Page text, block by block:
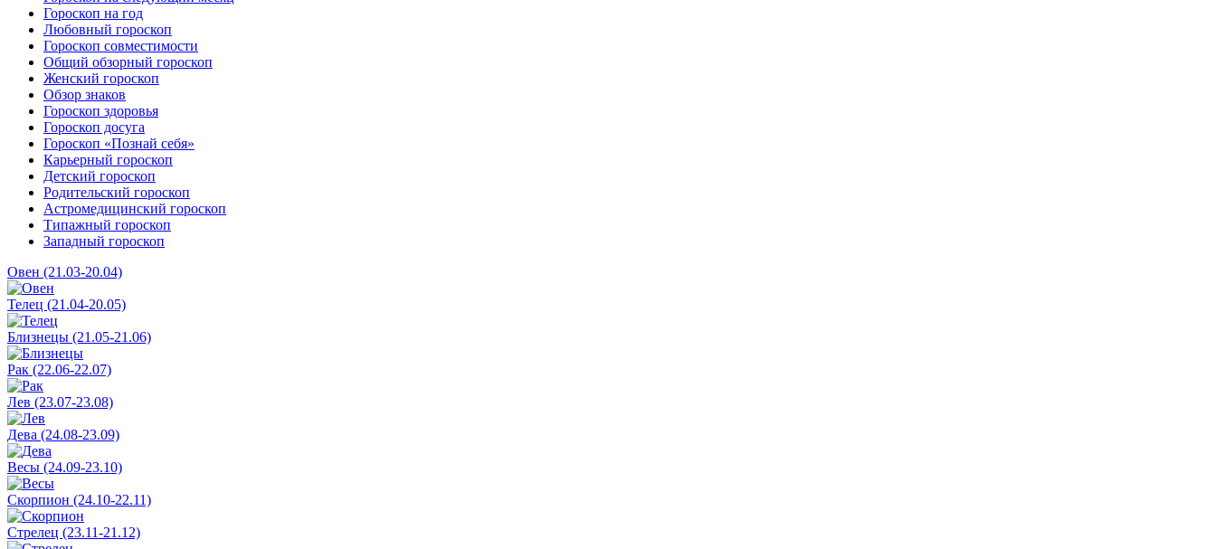
Гороскоп на год
Любовный гороскоп
Гороскоп совместимости
Общий обзорный гороскоп
Женский гороскоп
Обзор знаков
Гороскоп здоровья
Гороскоп досуга
Гороскоп «Познай себя»
Карьерный гороскоп
Детский гороскоп
Родительский гороскоп
Астромедицинский гороскоп
Типажный гороскоп
Западный гороскоп
Овен (21.03-20.04)
Телец (21.04-20.05)
Близнецы (21.05-21.06)
Рак (22.06-22.07)
Лев (23.07-23.08)
Дева (24.08-23.09)
Весы (24.09-23.10)
Скорпион (24.10-22.11)
Стрелец (23.11-21.12)